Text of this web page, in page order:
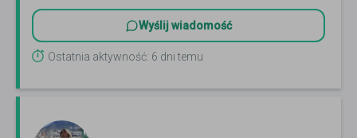
Wyślij wiadomość
Ostatnia aktywność: 6 dni temu